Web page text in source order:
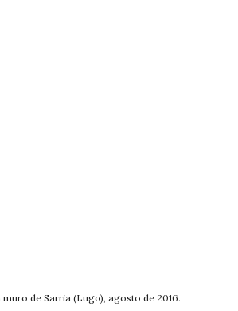
muro de Sarria (Lugo), agosto de 2016.